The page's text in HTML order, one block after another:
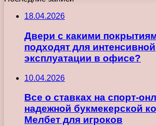
18.04.2026
Двери с какими
подходят для интенсивной
эксплуатации в офисе?
10.04.2026
Все о ставках на спорт-
надежной букмекерской
Мелбет для игроков